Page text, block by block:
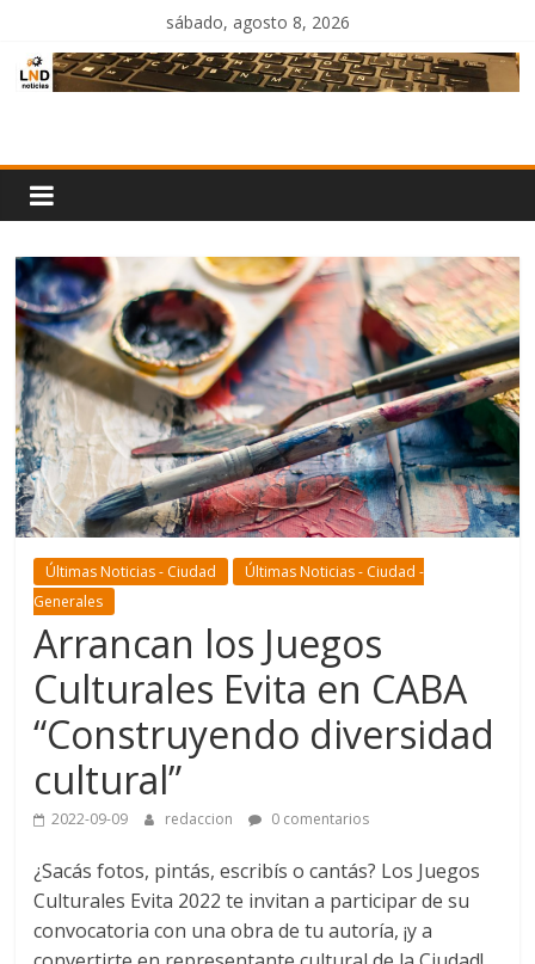
contenido
sábado, agosto 8, 2026
Noticias
Últimas Noticias - Ciudad
Últimas Noticias - Ciudad -
Generales
Arrancan los Juegos
Culturales Evita en CABA
“Construyendo diversidad
cultural”
2022-09-09 redaccion 0 comentarios
¿Sacás fotos, pintás, escribís o cantás? Los Juegos
Culturales Evita 2022 te invitan a participar de su
convocatoria con una obra de tu autoría, ¡y a